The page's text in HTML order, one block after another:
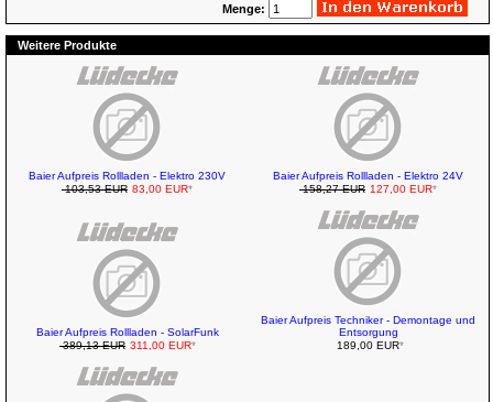
Menge:
Weitere Produkte
Baier Aufpreis Rollladen - Elektro 230V
103,53 EUR 83,00 EUR*
Baier Aufpreis Rollladen - Elektro 24V
158,27 EUR 127,00 EUR*
Baier Aufpreis Rollladen - SolarFunk
389,13 EUR 311,00 EUR*
Baier Aufpreis Techniker - Demontage und
Entsorgung
189,00 EUR*